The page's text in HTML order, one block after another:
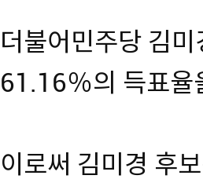
더불어민주당 김
61.16％의 득표율
이로써 김미경 후